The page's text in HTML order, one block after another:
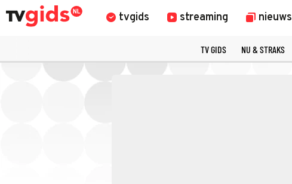
tvgids streaming nieuws
TV GIDS NU & STRAKS